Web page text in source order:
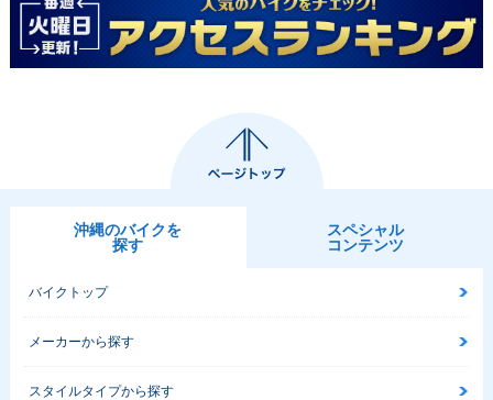
沖縄のバイクを
探す
スペシャル
コンテンツ
バイクトップ
メーカーから探す
スタイルタイプから探す